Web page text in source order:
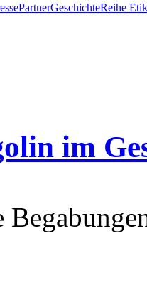
PartnerGeschichteReihe
im